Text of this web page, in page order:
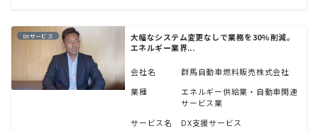
DXサービス
大幅なシステム変更なしで業務を30%削減。
エネルギー業界...
会社名
群馬自動車燃料販売株式会社
業種
エネルギー供給業・自動車関連
サービス業
サービス名
DX支援サービス